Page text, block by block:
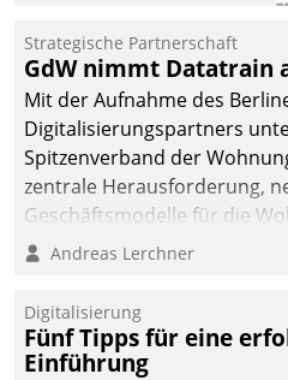
Ressort Kapitalanlage für
künftige Aufgaben und
Herausforderungen
gerüstet.
Strategische Partnerschaft
GdW nimmt Datatrain
Mit der Aufnahme des
Digitalisierungspartners
Spitzenverband der
zentrale Herausforderung,
Geschäftsmodelle für die
entwickeln.
Andreas Lerchner
Digitalisierung
Fünf Tipps für eine
Einführung